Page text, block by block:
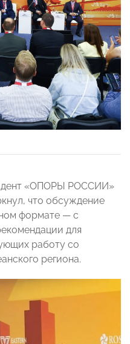
«ОПОРЫ РОССИИ»
что обсуждение
формате — с
для
работу со
региона.